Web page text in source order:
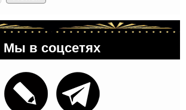
Мы в соцсетях